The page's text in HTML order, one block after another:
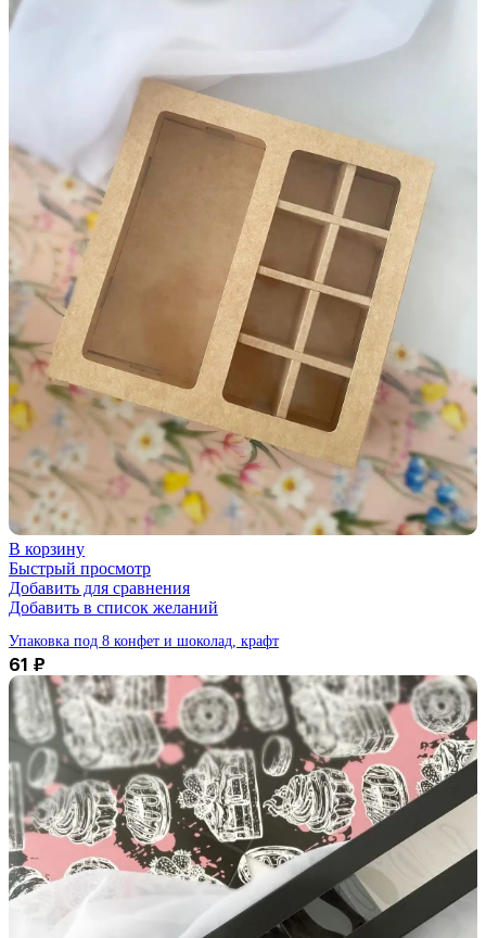
В корзину
Быстрый просмотр
Добавить для сравнения
Добавить в список желаний
Упаковка под 8 конфет и шоколад, крафт
61 ₽